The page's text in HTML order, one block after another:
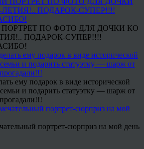
ПО ФОТО ДЛЯ ДОЧКИ КО
ПОДАРОК-СУПЕР!!!!
ему подарок в виде исторической
и подарить статуэтку — шарж от
портрет-сюрприз на мой день